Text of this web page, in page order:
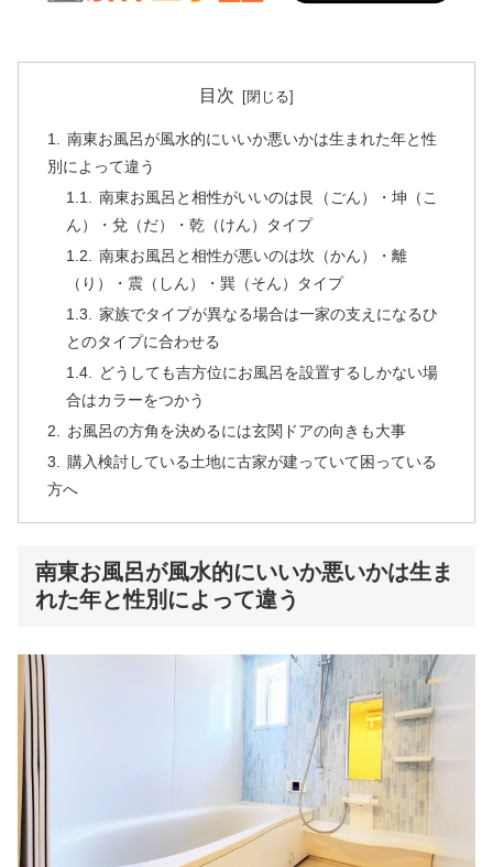
目次
南東お風呂が風水的にいいか悪いかは生まれた年と性
別によって違う
南東お風呂と相性がいいのは艮（ごん）・坤（こ
ん）・兌（だ）・乾（けん）タイプ
南東お風呂と相性が悪いのは坎（かん）・離
（り）・震（しん）・巽（そん）タイプ
家族でタイプが異なる場合は一家の支えになるひ
とのタイプに合わせる
どうしても吉方位にお風呂を設置するしかない場
合はカラーをつかう
お風呂の方角を決めるには玄関ドアの向きも大事
購入検討している土地に古家が建っていて困っている
方へ
南東お風呂が風水的にいいか悪いかは生ま
れた年と性別によって違う